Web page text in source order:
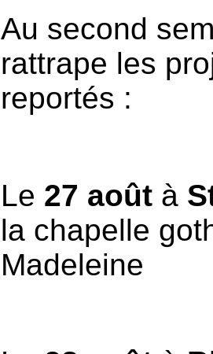
Au second
rattrape les
reportés :
Le 27 août à
la chapelle
Madeleine